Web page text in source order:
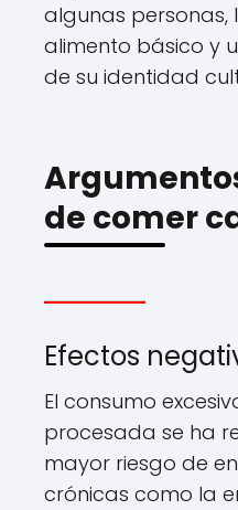
algunas personas,
alimento básico y
de su identidad
de comer
Efectos
El consumo
procesada se ha
mayor riesgo de
crónicas como la